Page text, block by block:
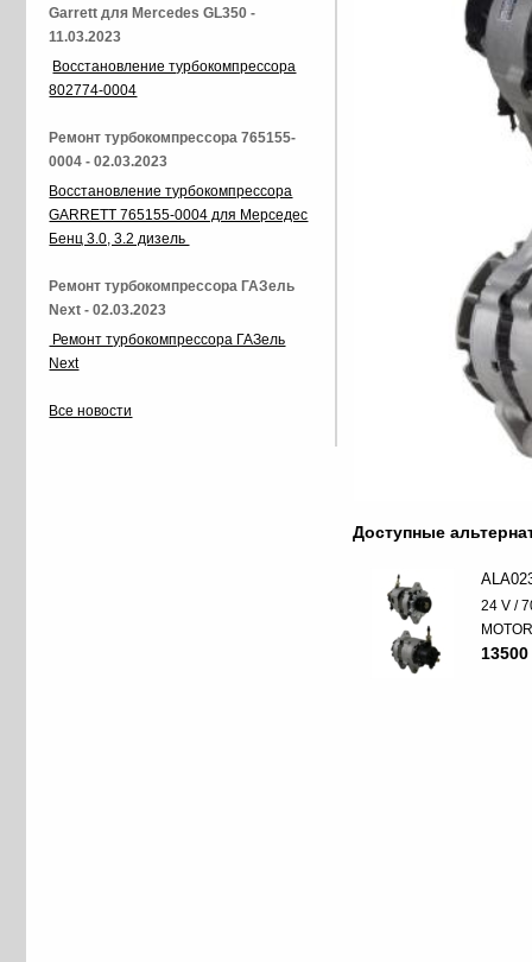
Доступные
24 V /
Garrett для Mercedes GL350 -
11.03.2023
Восстановление турбокомпрессора
802774-0004
Ремонт турбокомпрессора 765155-
0004 - 02.03.2023
Восстановление турбокомпрессора
GARRETT 765155-0004 для Мерседес
Бенц 3.0, 3.2 дизель
Ремонт турбокомпрессора ГАЗель
Next - 02.03.2023
Ремонт турбокомпрессора ГАЗель
Next
Все новости